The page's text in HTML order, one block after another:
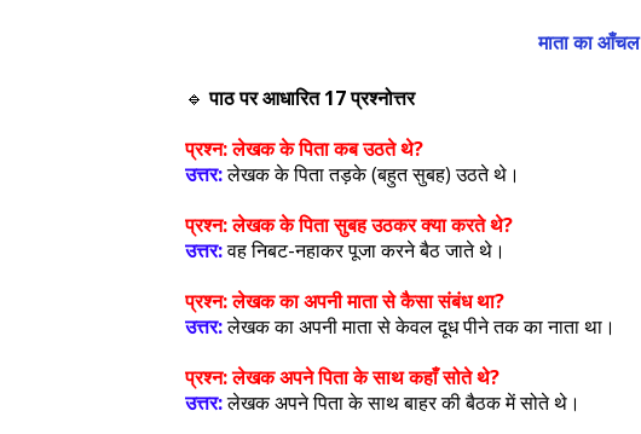
माता का आँचल
🔹पाठ पर आधारित 17 प्रश्नोत्तर
प्रश्न:लेखक के पिता कब उठते थे?
उत्तर:लेखक के पिता तड़के (बहुत सुबह) उठते थे।
प्रश्न:लेखक के पिता सुबह उठकर क्या करते थे?
उत्तर:वह निबट-नहाकर पूजा करने बैठ जाते थे।
प्रश्न:लेखक का अपनी माता से कैसा संबंध था?
उत्तर:लेखक का अपनी माता से केवल दूध पीने तक का नाता था।
प्रश्न:लेखक अपने पिता के साथ कहाँ सोते थे?
उत्तर:लेखक अपने पिता के साथ बाहर की बैठक में सोते थे।